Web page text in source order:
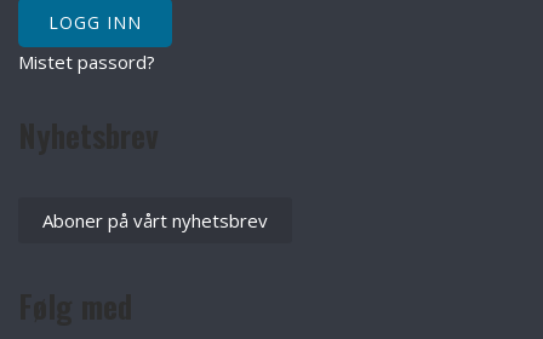
Mistet passord?
Aboner på vårt nyhetsbrev